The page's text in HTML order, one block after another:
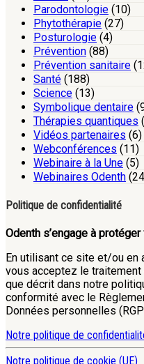
Parodontologie (10)
Phytothérapie (27)
Posturologie (4)
Prévention (88)
Prévention sanitaire
Santé (188)
Science (13)
Symbolique dentaire
Thérapies quantiques
Vidéos partenaires (6)
Webconférences (11)
Webinaire à la Une (5)
Webinaires Odenth
Politique de confidentialité
Odenth s’engage à
En utilisant ce site et/ou en
vous acceptez le
que décrit dans notre
conformité avec le
Données personnelles
Notre politique de
Notre politique de cookie (UE)